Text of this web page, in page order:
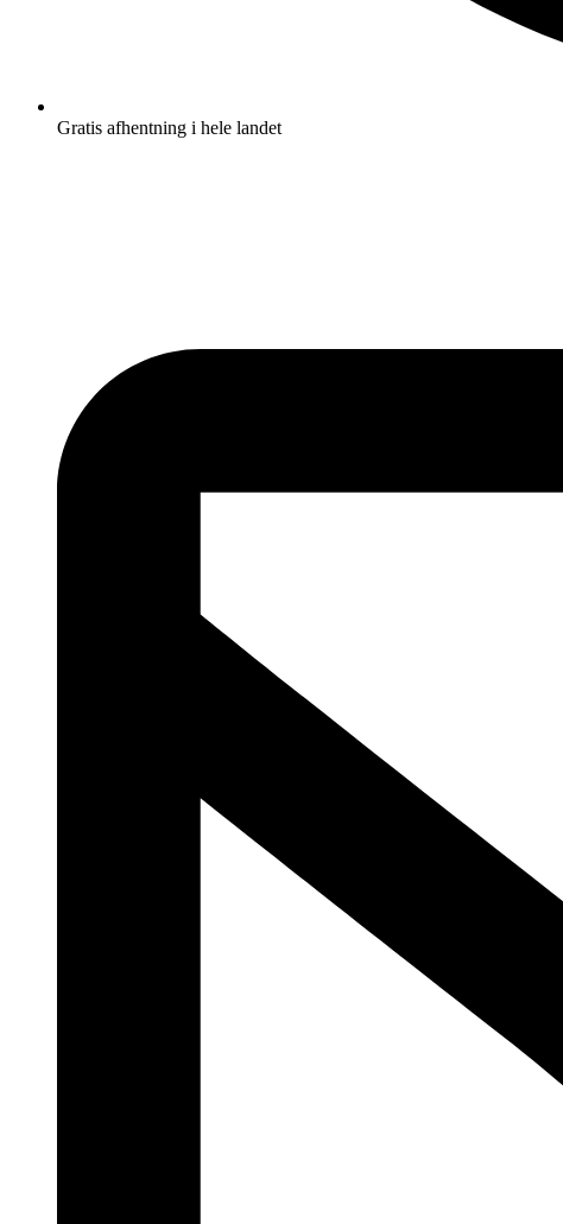
Gratis afhentning i hele landet